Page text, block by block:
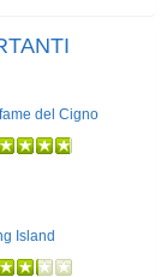
del Cigno
Island